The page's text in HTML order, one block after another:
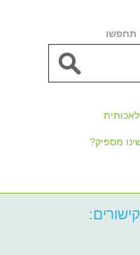
תחפשו
מספיק?